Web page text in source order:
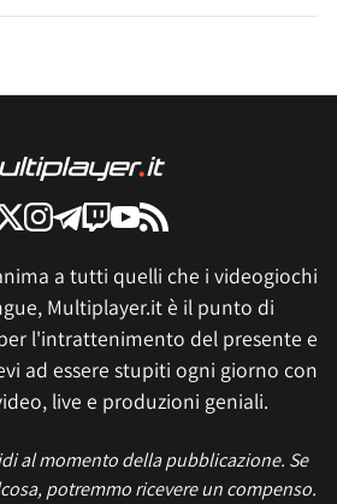
a tutti quelli che i videogiochi
Multiplayer.it è il punto di
l'intrattenimento del presente e
ad essere stupiti ogni giorno con
live e produzioni geniali.
al momento della pubblicazione. Se
potremmo ricevere un compenso.